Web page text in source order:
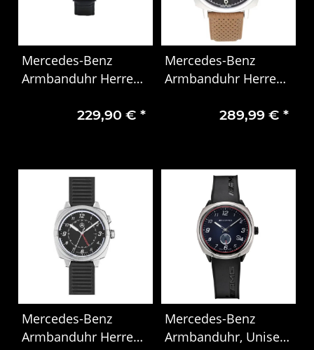
Mercedes-Benz
Armbanduhr Herren
229,90 € *
Mercedes-Benz
Armbanduhr Herren
B66041757289,99 €*
Mercedes-Benz
Armbanduhr Herren,
Mercedes-Benz
Armbanduhr, Unisex,